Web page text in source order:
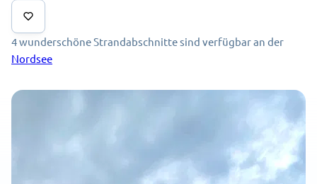
4 wunderschöne Strandabschnitte sind verfügbar an der
Nordsee